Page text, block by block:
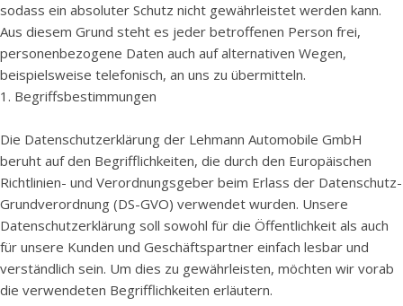
sodass ein absoluter Schutz nicht gewährleistet werden kann.
Aus diesem Grund steht es jeder betroffenen Person frei,
personenbezogene Daten auch auf alternativen Wegen,
beispielsweise telefonisch, an uns zu übermitteln.
1. Begriffsbestimmungen
Die Datenschutzerklärung der Lehmann Automobile GmbH
beruht auf den Begrifflichkeiten, die durch den Europäischen
Richtlinien- und Verordnungsgeber beim Erlass der Datenschutz-
Grundverordnung (DS-GVO) verwendet wurden. Unsere
Datenschutzerklärung soll sowohl für die Öffentlichkeit als auch
für unsere Kunden und Geschäftspartner einfach lesbar und
verständlich sein. Um dies zu gewährleisten, möchten wir vorab
die verwendeten Begrifflichkeiten erläutern.